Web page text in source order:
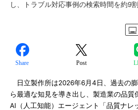
し、トラブル対応事例の検索時間を約9割
Share Post
日立製作所は2026年6月4日、過去の
ら最適な知見を導き出し、製造業の品質
AI（人工知能）エージェント「品質ナレ